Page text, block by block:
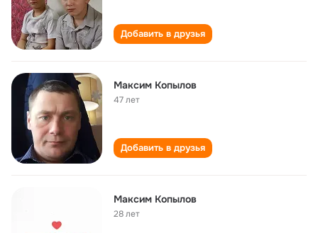
Добавить в друзья
Максим Копылов
47 лет
Добавить в друзья
Максим Копылов
28 лет